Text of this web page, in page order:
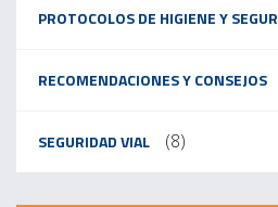
PROTOCOLOS DE HIGIENE Y
RECOMENDACIONES Y CONSEJOS
SEGURIDAD VIAL (8)